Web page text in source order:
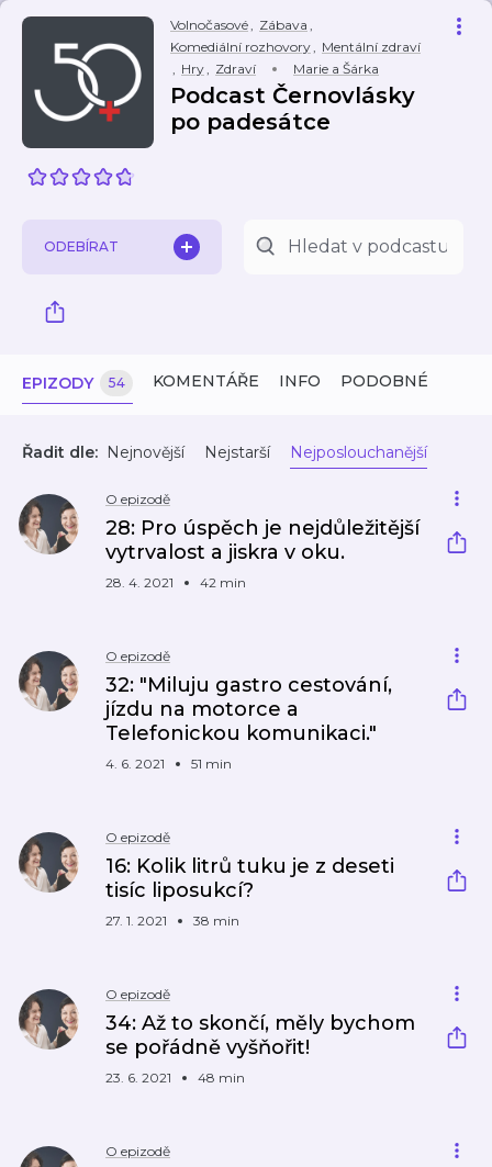
Volnočasové, Zábava ,
Komediální rozhovory, Mentální zdraví
, Hry, Zdraví Marie a Šárka
Podcast Černovlásky
po padesátce
ODEBÍRAT
EPIZODY 54 KOMENTÁŘE INFO PODOBNÉ
Řadit dle: Nejnovější Nejstarší Nejposlouchanější
O epizodě
28: Pro úspěch je nejdůležitější
vytrvalost a jiskra v oku.
28. 4. 2021 42 min
O epizodě
32: "Miluju gastro cestování,
jízdu na motorce a
Telefonickou komunikaci."
4. 6. 2021 51 min
O epizodě
16: Kolik litrů tuku je z deseti
tisíc liposukcí?
27. 1. 2021 38 min
O epizodě
34: Až to skončí, měly bychom
se pořádně vyšňořit!
23. 6. 2021 48 min
O epizodě